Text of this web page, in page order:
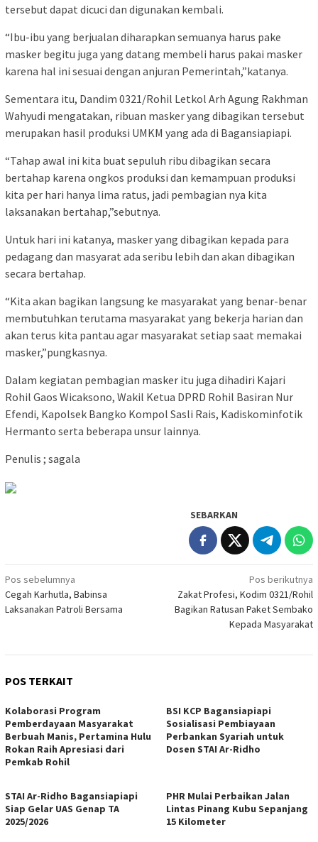
tersebut dapat dicuci dan digunakan kembali.
“Ibu-ibu yang berjualan diharapkan semuanya harus pake
masker begitu juga yang datang membeli harus pakai masker
karena hal ini sesuai dengan anjuran Pemerintah,”katanya.
Sementara itu, Dandim 0321/Rohil Letkol Arh Agung Rakhman
Wahyudi mengatakan, ribuan masker yang dibagikan tersebut
merupakan hasil produksi UMKM yang ada di Bagansiapiapi.
“Tahap awal ini kita buat sepuluh ribu dibagikan secara
bertahap karena ongkos produksi dan kemampuan produksi
kita per hari hanya lima ratus, jadi pembagian nya kita
laksanakan bertahap,”sebutnya.
Untuk hari ini katanya, masker yang dibagikan kepada para
pedagang dan masyarat ada seribu lebih dan akan dibagikan
secara bertahap.
“Kita akan bagikan langsung ke masyarakat yang benar-benar
membutuhkan terutama masyarakat yang bekerja harian dan
akan terus kita pantau agar masyarakat setiap saat memakai
masker,”pungkasnya.
Dalam kegiatan pembagian masker itu juga dihadiri Kajari
Rohil Gaos Wicaksono, Wakil Ketua DPRD Rohil Basiran Nur
Efendi, Kapolsek Bangko Kompol Sasli Rais, Kadiskominfotik
Hermanto serta beberapa unsur lainnya.
Penulis ; sagala
SEBARKAN
Navigasi
pos
Pos sebelumnya
Cegah Karhutla, Babinsa
Laksanakan Patroli Bersama
Pos berikutnya
Zakat Profesi, Kodim 0321/Rohil
Bagikan Ratusan Paket Sembako
Kepada Masyarakat
POS TERKAIT
Kolaborasi Program
Pemberdayaan Masyarakat
Berbuah Manis, Pertamina Hulu
Rokan Raih Apresiasi dari
Pemkab Rohil
BSI KCP Bagansiapiapi
Sosialisasi Pembiayaan
Perbankan Syariah untuk
Dosen STAI Ar-Ridho
STAI Ar-Ridho Bagansiapiapi
Siap Gelar UAS Genap TA
2025/2026
PHR Mulai Perbaikan Jalan
Lintas Pinang Kubu Sepanjang
15 Kilometer